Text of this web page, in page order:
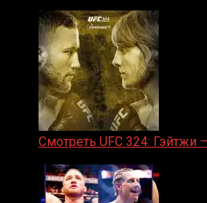
Смотреть UFC 324: Гэйтжи